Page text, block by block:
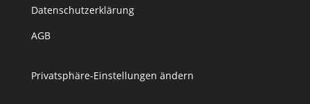
Datenschutzerklärung
AGB
Privatsphäre-Einstellungen ändern